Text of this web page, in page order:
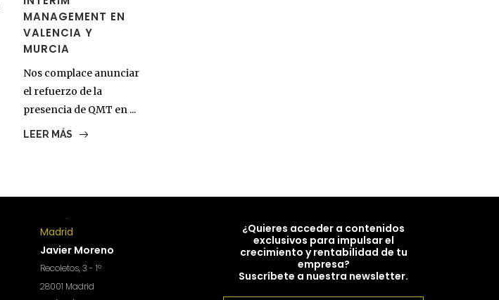
MANAGEMENT EN
VALENCIA Y
MURCIA
Nos complace anunciar
el refuerzo de la
presencia de QMT en ...
LEER MÁS
Madrid
Javier Moreno
Recoletos, 3 - 1º
28001 Madrid
¿Quieres acceder a contenidos
exclusivos para impulsar el
crecimiento y rentabilidad de tu
empresa?
Suscríbete a nuestra newsletter.